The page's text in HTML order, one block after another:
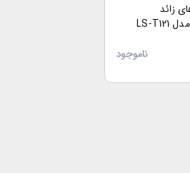
زائد
ناموجود